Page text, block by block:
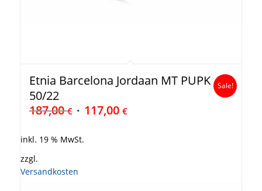
Etnia Barcelona Jordaan MT PUPK
50/22
187,00€ 117,00 €
Sale!
inkl. 19 % MwSt.
zzgl.
Versandkosten